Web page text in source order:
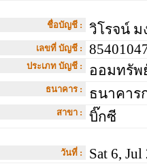
ชื่อบัญชี : วิโรจน์
เลขที่ บัญชี :
ประเภท บัญชี : ออมทรัพ
ธนาคาร : ธนาคาร
สาขา : บิ๊กซี
วันที่ : Sat 6,